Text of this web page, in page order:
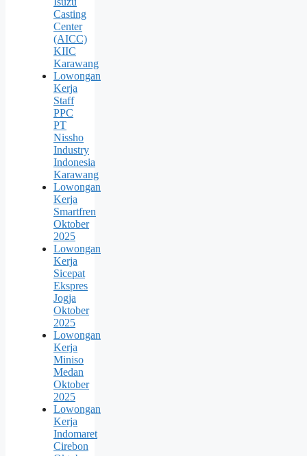
Casting
Center
(AICC)
KIIC
Karawang
Lowongan
Kerja
Staff
PPC
PT
Nissho
Industry
Indonesia
Karawang
Lowongan
Kerja
Smartfren
Oktober
2025
Lowongan
Kerja
Sicepat
Ekspres
Jogja
Oktober
2025
Lowongan
Kerja
Miniso
Medan
Oktober
2025
Lowongan
Kerja
Indomaret
Cirebon